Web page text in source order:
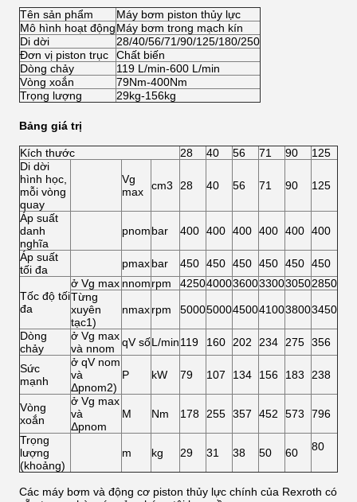
Tên sản phẩm
Máy bơm piston thủy lực
Mô hình hoạt độngMáy bơm trong mạch kín
Di dời
28/40/56/71/90/125/180/250
Đơn vị piston trục
Chất biến
Dòng chảy
119 L/min-600 L/min
Vòng xoắn
79Nm-400Nm
Trọng lượng
29kg-156kg
Bảng giá trị
Kích thước 28 40 56 71 90
125
Di dời
hình học,
mỗi vòng
quay
Vg
max
cm3 28 40 56 71 90 125
Áp suất
danh
nghĩa
pnombar 400 400 400 400 400 400
Áp suất
tối đa
pmaxbar 450 450 450 450 450 450
Tốc độ tối
đa
ở Vg max nnomrpm 425040003600330030502850
Từng
xuyên
tạc1)
nmaxrpm 500050004500410038003450
Dòng
chảy
ở Vg max
và nnom
qV sốL/min119 160 202 234 275 356
Sức
mạnh
ở qV nom
và
Δpnom2)
P kW 79 107 134 156 183 238
Vòng
xoắn
ở Vg max
và
Δpnom
M Nm 178 255 357 452 573 796
Trọng
lượng
(khoảng)
m kg 29 31 38 50 60 80
Các máy bơm và động cơ piston thủy lực chính của Rexroth có